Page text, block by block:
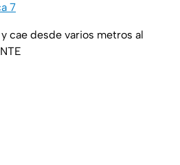
7
cae desde varios metros al